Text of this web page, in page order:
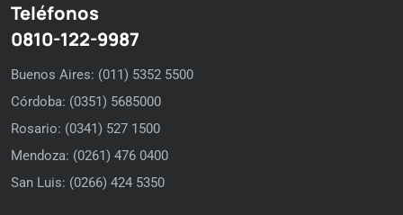
Teléfonos
0810-122-9987
Buenos Aires: (011) 5352 5500
Córdoba: (0351) 5685000
Rosario: (0341) 527 1500
Mendoza: (0261) 476 0400
San Luis: (0266) 424 5350